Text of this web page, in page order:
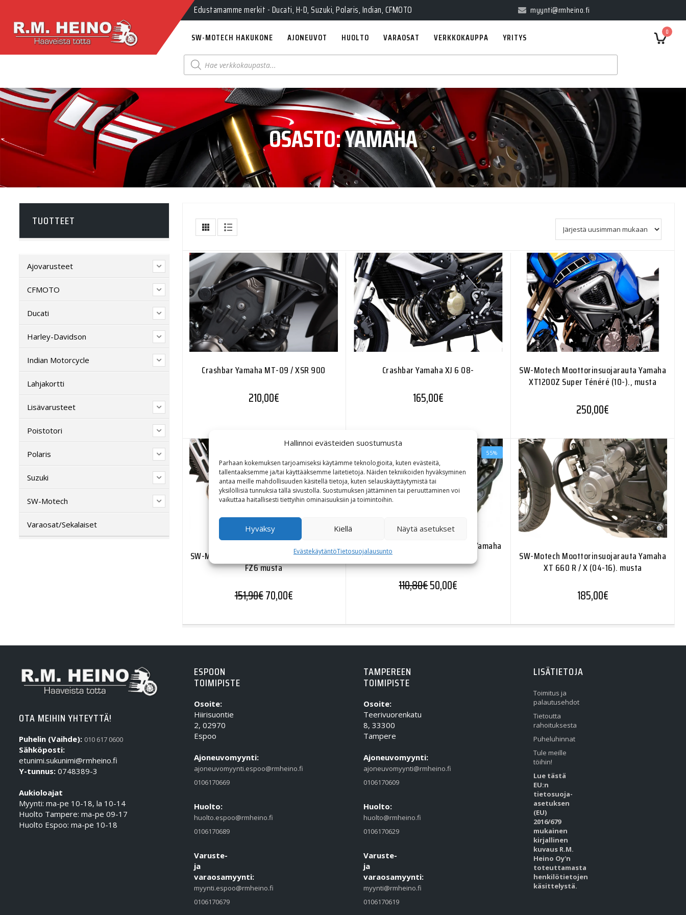
Hallinnoi evästeiden suostumusta
Parhaan kokemuksen tarjoamiseksi käytämme teknologioita, kuten evästeitä,
tallentaaksemme ja/tai käyttääksemme laitetietoja. Näiden tekniikoiden hyväksyminen
antaa meille mahdollisuuden käsitellä tietoja, kuten selauskäyttäytymistä tai
yksilöllisiä tunnuksia tällä sivustolla. Suostumuksen jättäminen tai peruuttaminen voi
vaikuttaa haitallisesti tiettyihin ominaisuuksiin ja toimintoihin.
Hyväksy Kiellä Näytä asetukset
EvästekäytäntöTietosuojalausunto
Edustamamme merkit - Ducati, H-D, Suzuki, Polaris, Indian, CFMOTO myynti@rmheino.fi
0
SW-MOTECH HAKUKONE AJONEUVOT HUOLTO VARAOSAT VERKKOKAUPPA YRITYS
Products
search
OSASTO:YAMAHA
Crashbar Yamaha MT-09 / XSR 900
210,00€
Crashbar Yamaha XJ 6 08-
165,00€
SW-Motech Moottorinsuojarauta Yamaha
XT1200Z Super Ténéré (10-)., musta
250,00€
SW-Motech Moottorinsuojarauta Yamaha
FZ6 musta
151,90€Alkuperäinen hinta oli: 151,90€.
70,00€Nykyinen hinta on: 70,00€.
55%
SW-Motech Moottorinsuojarauta Yamaha
110,80€Alkuperäinen hinta oli: 110,80€.
50,00€
SW-Motech Moottorinsuojarauta Yamaha
XT 660 R / X (04-16). musta
185,00€
TUOTTEET
Ajovarusteet
CFMOTO
Ducati
Harley-Davidson
Indian Motorcycle
Lahjakortti
Lisävarusteet
Poistotori
Polaris
Suzuki
SW-Motech
Varaosat/Sekalaiset
OTA MEIHIN YHTEYTTÄ!
Puhelin (Vaihde): 010 617 0600
Sähköposti:
etunimi.sukunimi@rmheino.fi
Y-tunnus: 0748389-3
Aukioloajat
Myynti: ma-pe 10-18, la 10-14
Huolto Tampere: ma-pe 09-17
Huolto Espoo: ma-pe 10-18
ESPOON
TOIMIPISTE
Osoite:
Hiirisuontie
2, 02970
Espoo
Ajoneuvomyynti:
ajoneuvomyynti.espoo@rmheino.fi
0106170669
Huolto:
huolto.espoo@rmheino.fi
0106170689
Varuste-
ja
varaosamyynti:
myynti.espoo@rmheino.fi
0106170679
TAMPEREEN
TOIMIPISTE
Osoite:
Teerivuorenkatu
8, 33300
Tampere
Ajoneuvomyynti:
ajoneuvomyynti@rmheino.fi
0106170609
Huolto:
huolto@rmheino.fi
0106170629
Varuste-
ja
varaosamyynti:
myynti@rmheino.fi
0106170619
LISÄTIETOJA
Toimitus ja
palautusehdot
Tietoutta
rahoituksesta
Puheluhinnat
Tule meille
töihin!
Lue tästä
EU:n
tietosuoja-
asetuksen
(EU)
2016/679
mukainen
kirjallinen
kuvaus R.M.
Heino Oy'n
toteuttamasta
henkilötietojen
käsittelystä.